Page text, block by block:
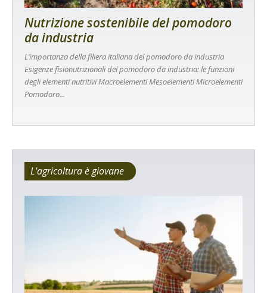
Nutrizione sostenibile del pomodoro
da industria
L’importanza della filiera italiana del pomodoro da industria
Esigenze fisionutrizionali del pomodoro da industria: le funzioni
degli elementi nutritivi Macroelementi Mesoelementi Microelementi
Pomodoro...
L'agricoltura è giovane